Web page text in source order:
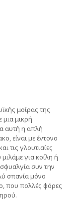
μοίρας της
μικρή
αυτή η απλή
είναι με έντονο
τις γλουτιαίες
για κοίλη ή
συν την
σπανία μόνο
που πολλές φόρες